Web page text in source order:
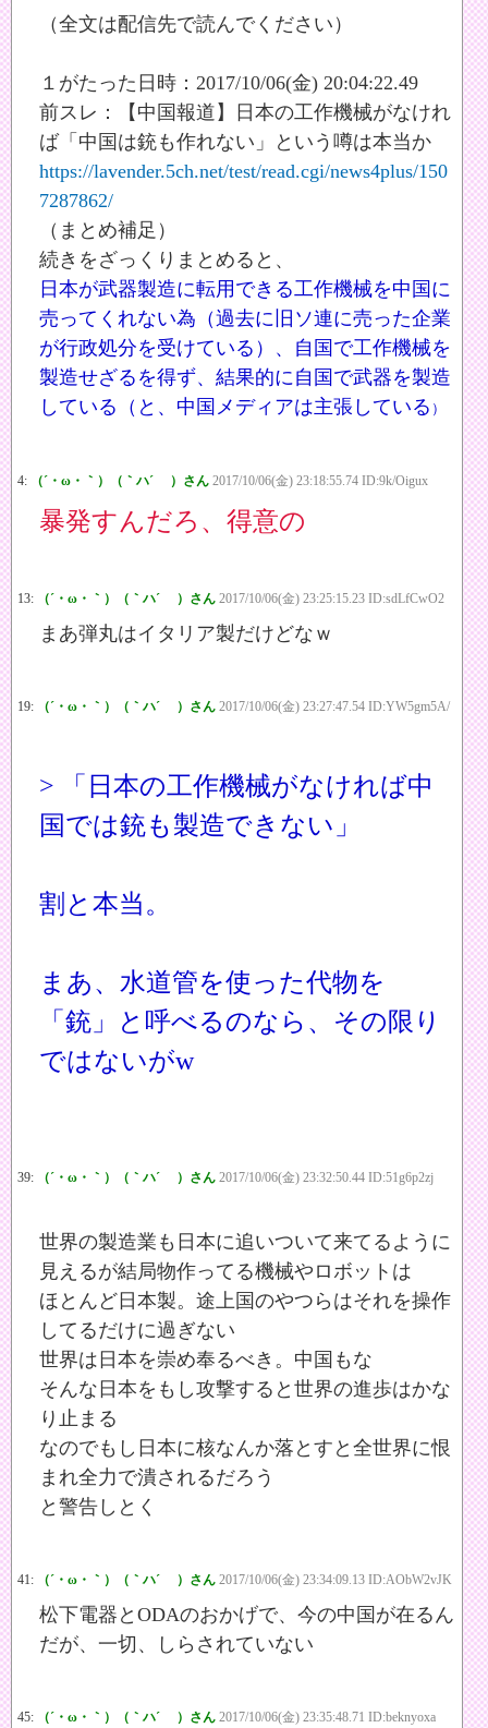
（全文は配信先で読んでください）
１がたった日時：2017/10/06(金) 20:04:22.49
前スレ：【中国報道】日本の工作機械がなけれ
ば「中国は銃も作れない」という噂は本当か
https://lavender.5ch.net/test/read.cgi/news4plus/150
7287862/
（まとめ補足）
続きをざっくりまとめると、
日本が武器製造に転用できる工作機械を中国に
売ってくれない為（過去に旧ソ連に売った企業
が行政処分を受けている）、自国で工作機械を
製造せざるを得ず、結果的に自国で武器を製造
している（と、中国メディアは主張している ）
4: （´・ω・｀）（｀ハ´ ）さん 2017/10/06(金) 23:18:55.74 ID:9k/Oigux
暴発すんだろ、得意の
13: （´・ω・｀）（｀ハ´ ）さん 2017/10/06(金) 23:25:15.23 ID:sdLfCwO2
まあ弾丸はイタリア製だけどなｗ
19: （´・ω・｀）（｀ハ´ ）さん 2017/10/06(金) 23:27:47.54 ID:YW5gm5A/
> 「日本の工作機械がなければ中
国では銃も製造できない」
割と本当。
まあ、水道管を使った代物を
「銃」と呼べるのなら、その限り
ではないがw
39: （´・ω・｀）（｀ハ´ ）さん 2017/10/06(金) 23:32:50.44 ID:51g6p2zj
世界の製造業も日本に追いついて来てるように
見えるが結局物作ってる機械やロボットは
ほとんど日本製。途上国のやつらはそれを操作
してるだけに過ぎない
世界は日本を崇め奉るべき。中国もな
そんな日本をもし攻撃すると世界の進歩はかな
り止まる
なのでもし日本に核なんか落とすと全世界に恨
まれ全力で潰されるだろう
と警告しとく
41: （´・ω・｀）（｀ハ´ ）さん 2017/10/06(金) 23:34:09.13 ID:AObW2vJK
松下電器とODAのおかげで、今の中国が在るん
だが、一切、しらされていない
45: （´・ω・｀）（｀ハ´ ）さん 2017/10/06(金) 23:35:48.71 ID:beknyoxa